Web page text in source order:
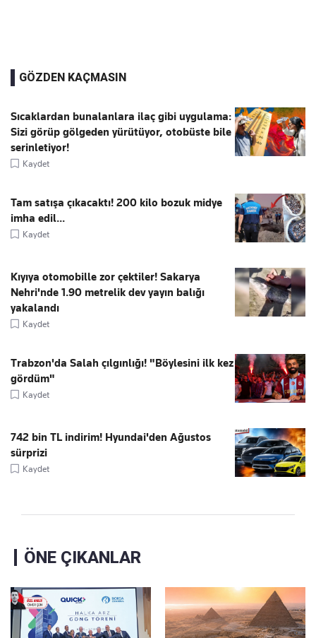
GÖZDEN KAÇMASIN
Sıcaklardan bunalanlara ilaç gibi uygulama:
Sizi görüp gölgeden yürütüyor, otobüste bile
serinletiyor!
Kaydet
Tam satışa çıkacaktı! 200 kilo bozuk midye
imha edil...
Kaydet
Kıyıya otomobille zor çektiler! Sakarya
Nehri'nde 1.90 metrelik dev yayın balığı
yakalandı
Kaydet
Trabzon'da Salah çılgınlığı! "Böylesini ilk kez
gördüm"
Kaydet
742 bin TL indirim! Hyundai'den Ağustos
sürprizi
Kaydet
ÖNE ÇIKANLAR